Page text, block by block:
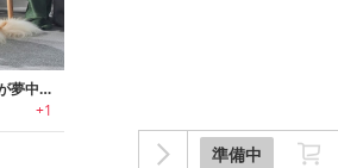
準備中
Frank the Dogtopus｜犬が夢中で考える飽きない知育ドッグトイ
+1